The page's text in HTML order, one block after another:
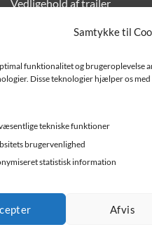
Samtykke til
funktionalitet og brugeroplevelse
Disse teknologier hjælper os med
tekniske funktioner
brugervenlighed
statistisk information
Afvis
Vedligehold af trailer
Trailer-hjælp og FAQ
Værksted
Job/ledige stillinger